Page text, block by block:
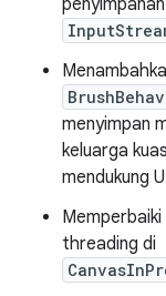
menyimpan
keluarga
mendukung
threading di